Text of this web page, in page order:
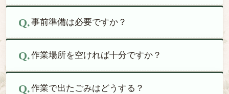
事前準備は必要ですか？
作業場所を空ければ十分ですか？
作業で出たごみはどうする？